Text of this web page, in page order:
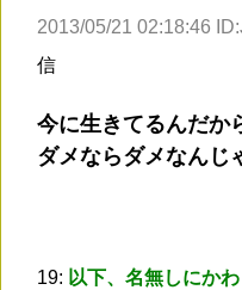
2013/05/21 02:18:46
信
今に生きてるんだか
ダメならダメなんじ
19: 以下、名無しにか